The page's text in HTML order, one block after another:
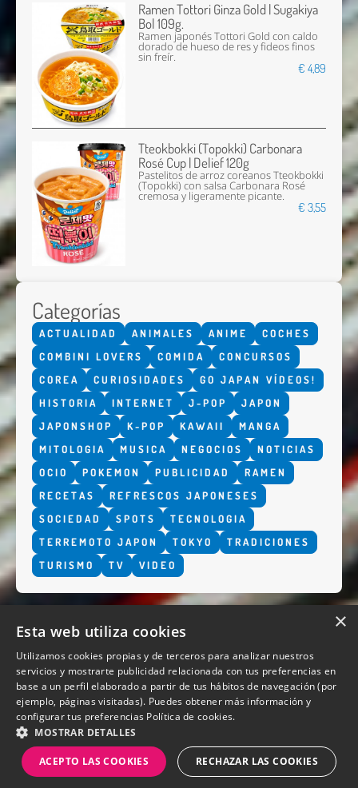
Ramen Tottori Ginza Gold | Sugakiya
Bol 109g.
Ramen japonés Tottori Gold con caldo
dorado de hueso de res y fideos finos
sin freír.
€ 4,89
Tteokbokki (Topokki) Carbonara
Rosé Cup | Delief 120g
Pastelitos de arroz coreanos Tteokbokki
(Topokki) con salsa Carbonara Rosé
cremosa y ligeramente picante.
€ 3,55
Categorías
ACTUALIDAD ANIMALES ANIME
COCHES
COMBINI LOVERS
COMIDA
CONCURSOS
COREA
CURIOSIDADES
GO JAPAN VÍDEOS!
HISTORIA
INTERNET J-POP
JAPON
JAPONSHOP
K-POP KAWAII
MANGA
MITOLOGIA
MUSICA NEGOCIOS
NOTICIAS
OCIO
POKEMON PUBLICIDAD
RAMEN
RECETAS
REFRESCOS JAPONESES
SOCIEDAD
SPOTS
TECNOLOGIA
TERREMOTO JAPON
TOKYO
TRADICIONES
TURISMO
TV VIDEO
QUIENES SOMOS
Diseño y desarrollo web Perosio
×
Esta web utiliza cookies
Utilizamos cookies propias y de terceros para analizar nuestros
servicios y mostrarte publicidad relacionada con tus preferencias en
base a un perfil elaborado a partir de tus hábitos de navegación (por
ejemplo, páginas visitadas). Puedes obtener más información y
configurar tus preferencias Política de cookies.
MOSTRAR DETALLES
ACEPTO LAS COOKIES RECHAZAR LAS COOKIES